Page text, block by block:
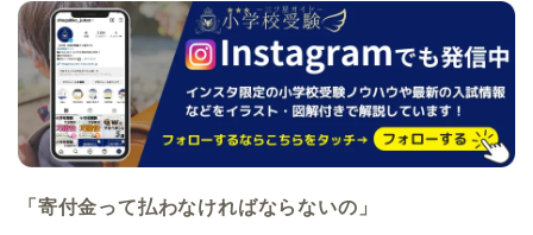
「寄付金って払わなければならないの」